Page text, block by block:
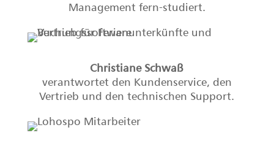
Management fern-studiert.
Christiane Schwaß
verantwortet den Kundenservice, den
Vertrieb und den technischen Support.